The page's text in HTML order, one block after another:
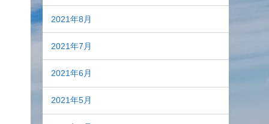
2021年8月
2021年7月
2021年6月
2021年5月